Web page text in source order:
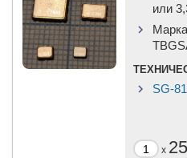
или
SG-
x